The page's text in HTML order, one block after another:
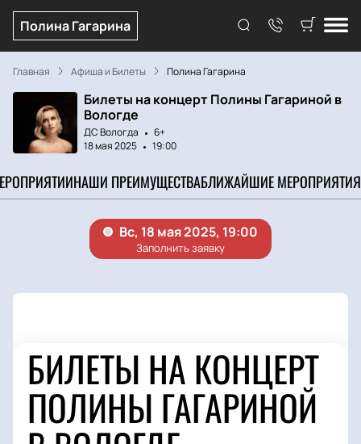
Полина Гагарина
Главная Афиша и Билеты Полина Гагарина
Билеты на концерт Полины Гагариной в
Вологде
ДС Вологда
6+
18 мая 2025
19:00
НАШИ ПРЕИМУЩЕСТВАБЛИЖАЙШИЕ МЕРОПРИЯТИЯ
БИЛЕТЫ НА КОНЦЕРТ
ПОЛИНЫ ГАГАРИНОЙ